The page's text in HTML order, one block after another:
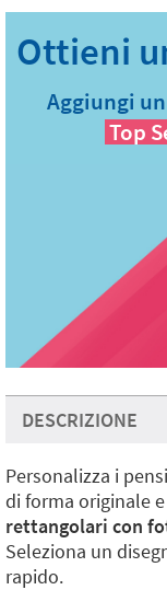
Aggiungi
Top
DESCRIZIONE
Personalizza i
di forma originale
rettangolari con
Seleziona un
rapido.